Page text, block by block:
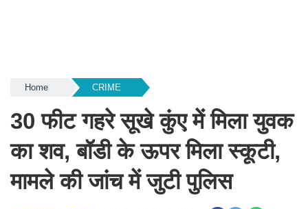
Home CRIME
30 फीट गहरे सूखे कुंए में मिला युवक
का शव, बॉडी के ऊपर मिला स्कूटी,
मामले की जांच में जुटी पुलिस